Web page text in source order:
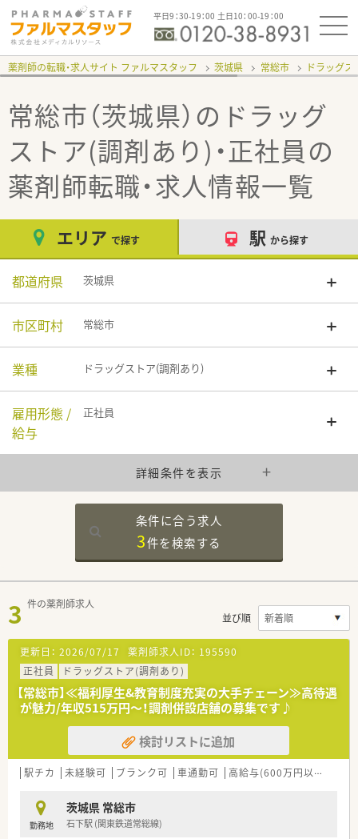
平日9：30-19：00 土日10：00-19：00
薬剤師の転職・求人サイト ファルマスタッフ 茨城県 常総市 ドラッグ
常総市（茨城県）のドラッグ
ストア(調剤あり)・正社員の
薬剤師転職・求人情報一覧
エリア で探す 駅 から探す
都道府県 茨城県
市区町村 常総市
業種 ドラッグストア(調剤あり)
雇用形態 /
給与
正社員
詳細条件を表示
条件に合う求人
3件を検索する
3 件の薬剤師求人
並び順
更新日： 2026/07/17 薬剤師求人ID： 195590
正社員
ドラッグストア(調剤あり)
【常総市】≪福利厚生&教育制度充実の大手チェーン≫高待遇
が魅力/年収515万円～！調剤併設店舗の募集です♪
検討リストに追加
駅チカ 未経験可 ブランク可 車通勤可 高給与(600万円以上)
勤務地
茨城県 常総市
石下駅 (関東鉄道常総線)